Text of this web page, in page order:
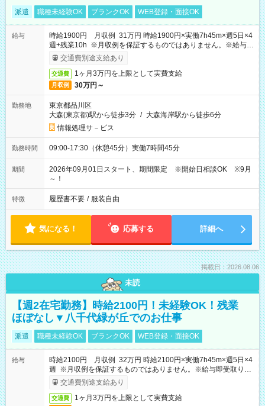
派遣 職種未経験OK ブランクOK WEB登録・面接OK
給与
時給1900円 月収例 31万円 時給1900円×実働7h45m×週5日×4
週+残業10h ※月収例を保証するものではありません。※給与即
受取りサービス利用可（利用条件有）
交通費別途支給あり
交通費 1ヶ月3万円を上限として実費支給
月収例 30万円～
勤務地
東京都品川区
大森(東京都)駅から徒歩3分 / 大森海岸駅から徒歩6分
情報処理サ－ビス
勤務時間 09:00-17:30（休憩45分）実働7時間45分
期間
2026年09月01日スタート、期間限定 ※開始日相談OK ※9月
～！
特徴 履歴書不要 / 服装自由
気になる！ 応募する 詳細へ
掲載日：2026.08.06
未読
【週2在宅勤務】時給2100円！未経験OK！残業
ほぼなし▼八千代緑が丘でのお仕事
派遣 職種未経験OK ブランクOK WEB登録・面接OK
給与
時給2100円 月収例 32万円 時給2100円×実働7h45m×週5日×4
週 ※月収例を保証するものではありません。※給与即受取りサ
ービス利用可（利用条件有）
交通費別途支給あり
交通費 1ヶ月3万円を上限として実費支給